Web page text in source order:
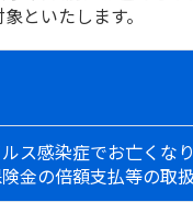
といたします。
ス感染症でお亡くな
金の倍額支払等の取